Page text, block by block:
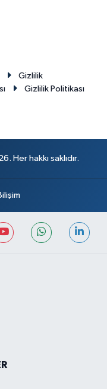
Gizlilik
Gizlilik Politikası
Her hakkı saklıdır.